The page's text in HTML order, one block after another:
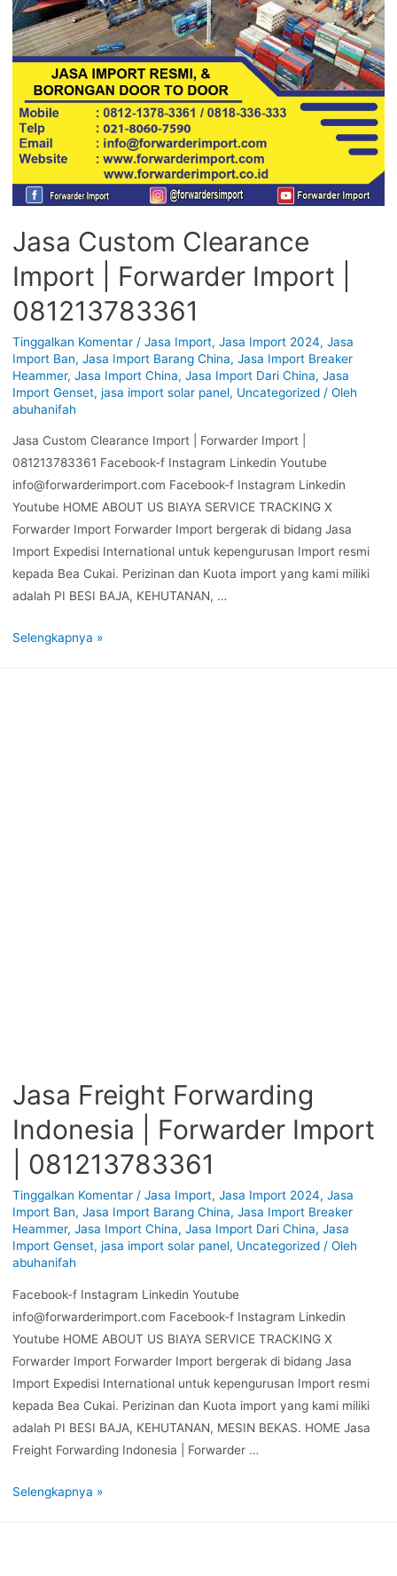
Jasa Custom Clearance
Import | Forwarder Import |
081213783361
Tinggalkan Komentar / Jasa Import, Jasa Import 2024, Jasa
Import Ban, Jasa Import Barang China, Jasa Import Breaker
Heammer, Jasa Import China, Jasa Import Dari China, Jasa
Import Genset, jasa import solar panel, Uncategorized/ Oleh
abuhanifah
Jasa Custom Clearance Import | Forwarder Import |
081213783361 Facebook-f Instagram Linkedin Youtube
info@forwarderimport.com Facebook-f Instagram Linkedin
Youtube HOME ABOUT US BIAYA SERVICE TRACKING X
Forwarder Import Forwarder Import bergerak di bidang Jasa
Import Expedisi International untuk kepengurusan Import resmi
kepada Bea Cukai. Perizinan dan Kuota import yang kami miliki
adalah PI BESI BAJA, KEHUTANAN, …
Selengkapnya »
Jasa Freight Forwarding
Indonesia | Forwarder Import
| 081213783361
Tinggalkan Komentar / Jasa Import, Jasa Import 2024, Jasa
Import Ban, Jasa Import Barang China, Jasa Import Breaker
Heammer, Jasa Import China, Jasa Import Dari China, Jasa
Import Genset, jasa import solar panel, Uncategorized/ Oleh
abuhanifah
Facebook-f Instagram Linkedin Youtube
info@forwarderimport.com Facebook-f Instagram Linkedin
Youtube HOME ABOUT US BIAYA SERVICE TRACKING X
Forwarder Import Forwarder Import bergerak di bidang Jasa
Import Expedisi International untuk kepengurusan Import resmi
kepada Bea Cukai. Perizinan dan Kuota import yang kami miliki
adalah PI BESI BAJA, KEHUTANAN, MESIN BEKAS. HOME Jasa
Freight Forwarding Indonesia | Forwarder …
Selengkapnya »